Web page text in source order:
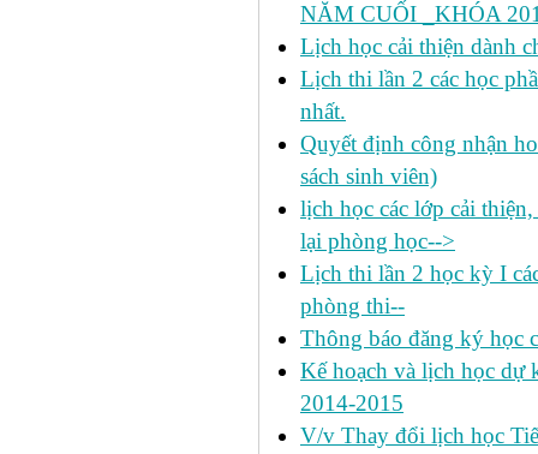
NĂM CUỐI _KHÓA
Lịch học cải thiện dành
Lịch thi lần 2 các học
nhất.
Quyết định công nhận
sách sinh viên)
lịch học các lớp cải
lại phòng học-->
Lịch thi lần 2 học kỳ I
phòng thi--
Thông báo đăng ký học
Kế hoạch và lịch học dự
2014-2015
V/v Thay đổi lịch học